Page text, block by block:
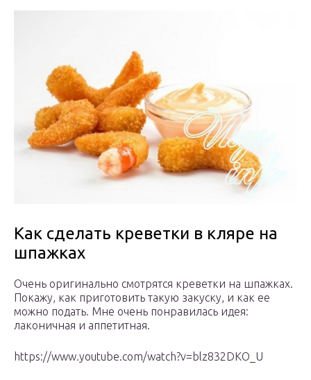
Как сделать креветки в кляре на
шпажках
Очень оригинально смотрятся креветки на шпажках.
Покажу, как приготовить такую закуску, и как ее
можно подать. Мне очень понравилась идея:
лаконичная и аппетитная.
https://www.youtube.com/watch?v=blz832DKO_U